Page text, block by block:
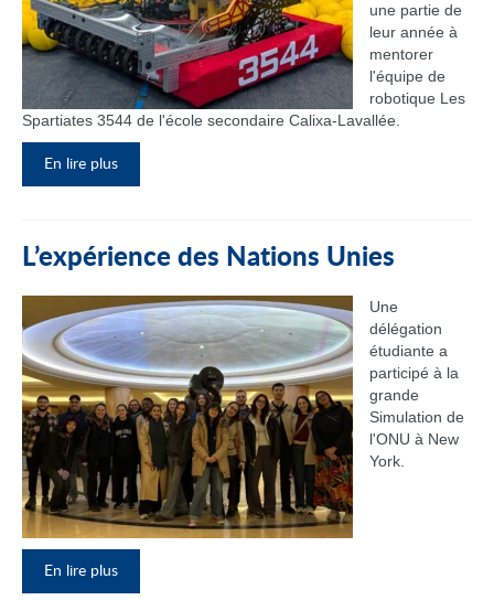
une partie de
leur année à
mentorer
l'équipe de
robotique Les
Spartiates 3544 de l'école secondaire Calixa-Lavallée.
En lire plus
L’expérience des Nations Unies
Une
délégation
étudiante a
participé à la
grande
Simulation de
l'ONU à New
York.
En lire plus